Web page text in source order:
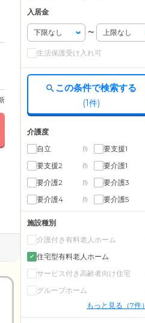
入居金
〜
生活保護受け入れ可
この条件で検索する
(1件)
介護度
自立
(1) 要支援1
要支援2 (1) 要介護1
要介護2 (1) 要介護3
要介護4 (1) 要介護5
施設種別
介護付き有料老人ホーム
住宅型有料老人ホーム
サービス付き高齢者向け住宅
グループホーム
もっと見る（7件）